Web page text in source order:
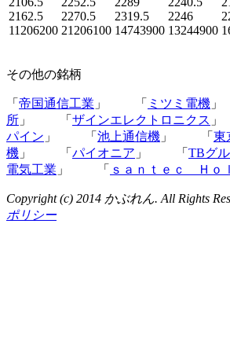
2162.5
11206200
2270.5
21206100
2319.5
14743900
2246
13244900
その他の銘柄
「 帝国通信工業 」 「 ミツミ電機
所 」 「 ザインエレクトロニクス
パイン 」 「 池上通信機 」 「 東
機 」 「 パイオニア 」 「 TBグ
電気工業 」 「 ｓａｎｔｅｃ Ｈｏ
Copyright (c) 2014 かぶれん. All Rights
ポリシー